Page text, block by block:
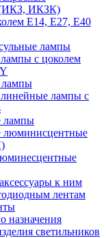
(ИКЗ, ИКЗК)
Е14, Е27, Е40
лампы
с цоколем
лампы
лампы с
лампы
люминисцентные
к ним
лентам
назначения
светильников